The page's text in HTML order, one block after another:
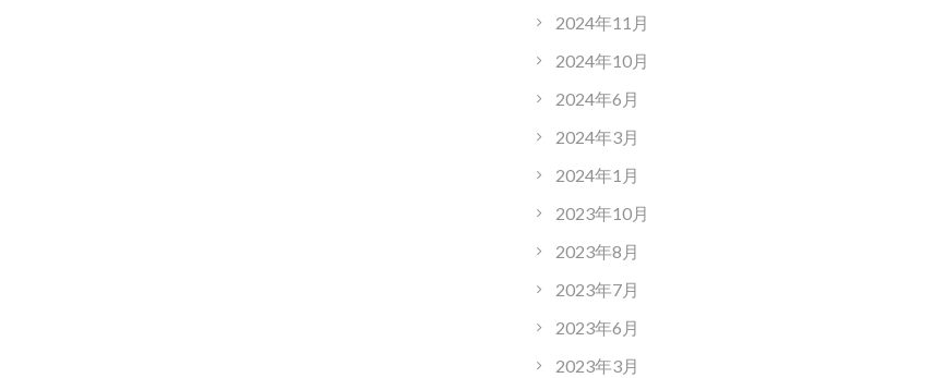
2024年11月
2024年10月
2024年6月
2024年3月
2024年1月
2023年10月
2023年8月
2023年7月
2023年6月
2023年3月